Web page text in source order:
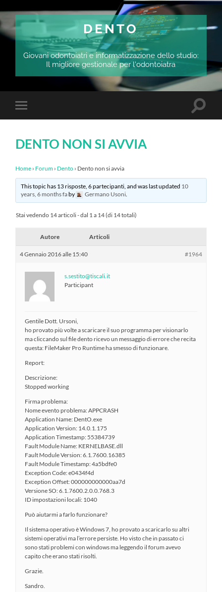
DENTO
Giovani odontoiatri e informatizzazione dello studio:
Il migliore gestionale per l'odontoiatra
Attiva/disattiva
il
dispositivi
DENTO NON SI AVVIA
Home › Forum › Dento › Dento non si avvia
This topic has 13 risposte, 6 partecipanti, and was last updated 10
years, 6 months faby Germano Usoni.
Stai vedendo 14 articoli - dal 1 a 14 (di 14 totali)
Autore Articoli
4 Gennaio 2016 alle 15:40 #1964
s.sestito@tiscali.it
Participant
Gentile Dott. Ursoni,
ho provato più volte a scaricare il suo programma per visionarlo
ma cliccando sul file dento ricevo un messaggio di errore che recita
questa: FileMaker Pro Runtime ha smesso di funzionare.
Report:
Descrizione:
Stopped working
Firma problema:
Nome evento problema: APPCRASH
Application Name: DentO.exe
Application Version: 14.0.1.175
Application Timestamp: 55384739
Fault Module Name: KERNELBASE.dll
Fault Module Version: 6.1.7600.16385
Fault Module Timestamp: 4a5bdfe0
Exception Code: e0434f4d
Exception Offset: 000000000000aa7d
Versione SO: 6.1.7600.2.0.0.768.3
ID impostazioni locali: 1040
Può aiutarmi a farlo funzionare?
Il sistema operativo è Windows 7, ho provato a scaricarlo su altri
sistemi operativi ma l’errore persiste. Ho visto che in passato ci
sono stati problemi con windows ma leggendo il forum avevo
capito che erano stati risolti.
Grazie.
Sandro.